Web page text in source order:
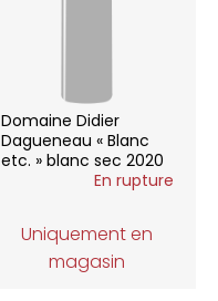
Domaine Didier
Dagueneau « Blanc
etc. » blanc sec 2020
En rupture
Uniquement en
magasin